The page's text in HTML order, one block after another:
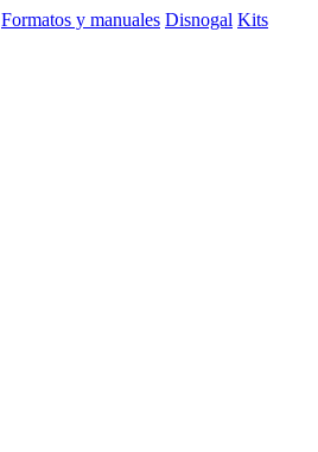
Formatos y manuales Disnogal Kits